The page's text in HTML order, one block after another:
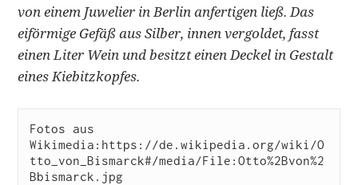
von einem Juwelier in Berlin anfertigen ließ. Das
eiförmige Gefäß aus Silber, innen vergoldet, fasst
einen Liter Wein und besitzt einen Deckel in Gestalt
eines Kiebitzkopfes.
Fotos aus
Wikimedia:https://de.wikipedia.org/wiki/O
tto_von_Bismarck#/media/File:Otto%2Bvon%2
Bbismarck.jpg